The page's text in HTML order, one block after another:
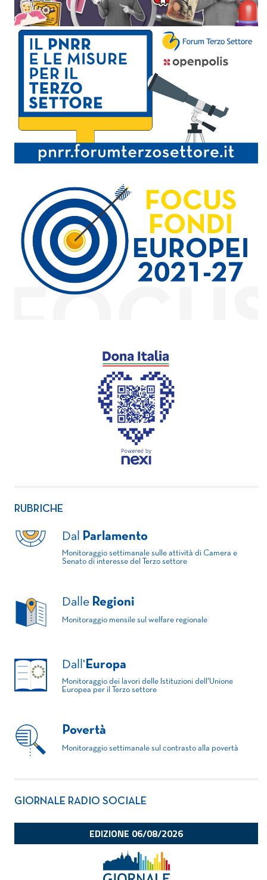
RUBRICHE
Dal Parlamento
Monitoraggio settimanale sulle attività di Camera e
Senato di interesse del Terzo settore
Dalle Regioni
Monitoraggio mensile sul welfare regionale
Dall' Europa
Monitoraggio dei lavori delle Istituzioni dell'Unione
Europea per il Terzo settore
Povertà
Monitoraggio settimanale sul contrasto alla povertà
GIORNALE RADIO SOCIALE